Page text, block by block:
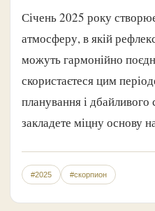
Січень 2025 року
атмосферу, в якій
можуть гармонійно
скористаєтеся цим
планування і дбайливого
закладете міцну основу
#2025 #скорпион